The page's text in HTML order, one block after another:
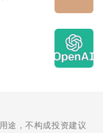
途，不构成投资建议